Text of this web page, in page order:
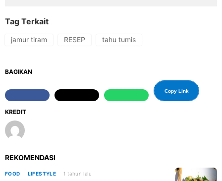
Tag Terkait
jamur tiram RESEP tahu tumis
KREDIT
BAGIKAN
Copy Link
REKOMENDASI
FOOD LIFESTYLE 1 tahun lalu